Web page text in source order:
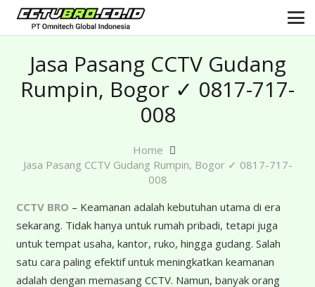
Jasa Pasang CCTV Gudang
Rumpin, Bogor ✓ 0817-717-
008
Home
Jasa Pasang CCTV Gudang Rumpin, Bogor ✓ 0817-717-
008
CCTV BRO – Keamanan adalah kebutuhan utama di era
sekarang. Tidak hanya untuk rumah pribadi, tetapi juga
untuk tempat usaha, kantor, ruko, hingga gudang. Salah
satu cara paling efektif untuk meningkatkan keamanan
adalah dengan memasang CCTV. Namun, banyak orang